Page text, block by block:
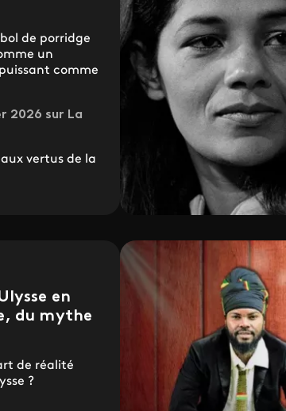
de porridge
un
comme
2026 sur La
vertus de la
en
du mythe
de réalité
?